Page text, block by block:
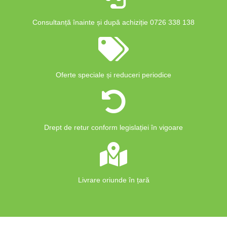
Consultanță înainte și după achiziție 0726 338 138
Oferte speciale și reduceri periodice
Drept de retur conform legislației în vigoare
Livrare oriunde în țară